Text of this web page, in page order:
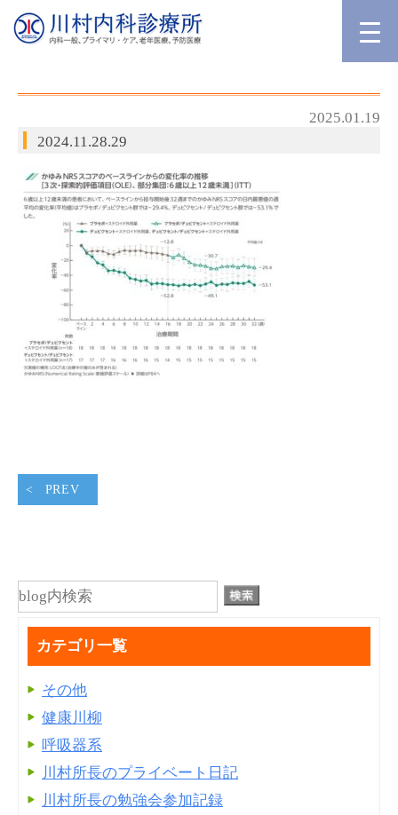
2025.01.19
2024.11.28.29
PREV
カテゴリ一覧
その他
健康川柳
呼吸器系
川村所長のプライベート日記
川村所長の勉強会参加記録